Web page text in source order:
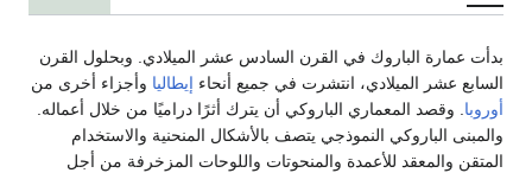
بدأت عمارة الباروك في القرن السادس عشر الميلادي. وبحلول القرن
السابع عشر الميلادي، انتشرت في جميع أنحاء إيطاليا وأجزاء أخرى من
أوروبا . وقصد المعماري الباروكي أن يترك أثرًا دراميًا من خلال أعماله.
والمبنى الباروكي النموذجي يتصف بالأشكال المنحنية والاستخدام
المتقن والمعقد للأعمدة والمنحوتات واللوحات المزخرفة من أجل